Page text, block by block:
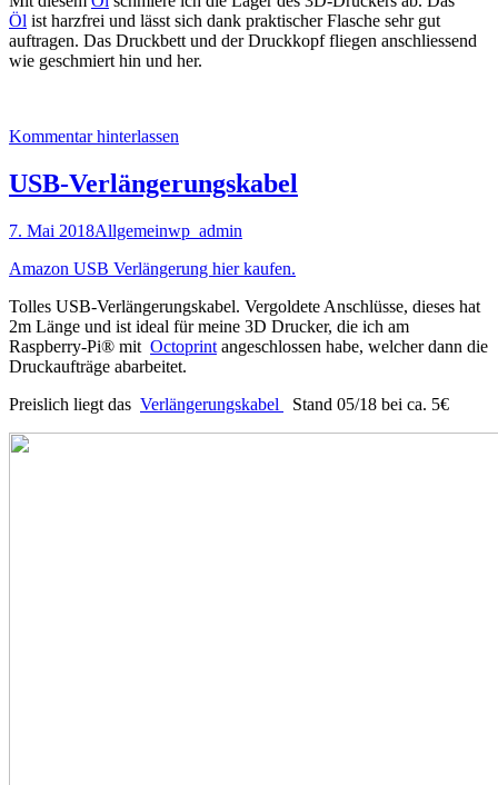
Öl ist harzfrei und lässt sich dank praktischer Flasche sehr gut
auftragen. Das Druckbett und der Druckkopf fliegen anschliessend
wie geschmiert hin und her.
Kommentar hinterlassen
USB-Verlängerungskabel
7. Mai 2018Allgemeinwp_admin
Amazon USB Verlängerung hier kaufen.
Tolles USB-Verlängerungskabel. Vergoldete Anschlüsse, dieses hat
2m Länge und ist ideal für meine 3D Drucker, die ich am
Raspberry-Pi® mit Octoprint angeschlossen habe, welcher dann die
Druckaufträge abarbeitet.
Preislich liegt das Verlängerungskabel Stand 05/18 bei ca. 5€